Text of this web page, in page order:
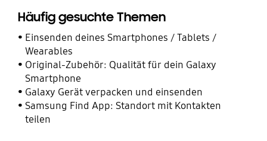
Häufig gesuchte Themen
Einsenden deines Smartphones / Tablets /
Wearables
Original-Zubehör: Qualität für dein Galaxy
Smartphone
Galaxy Gerät verpacken und einsenden
Samsung Find App: Standort mit Kontakten
teilen